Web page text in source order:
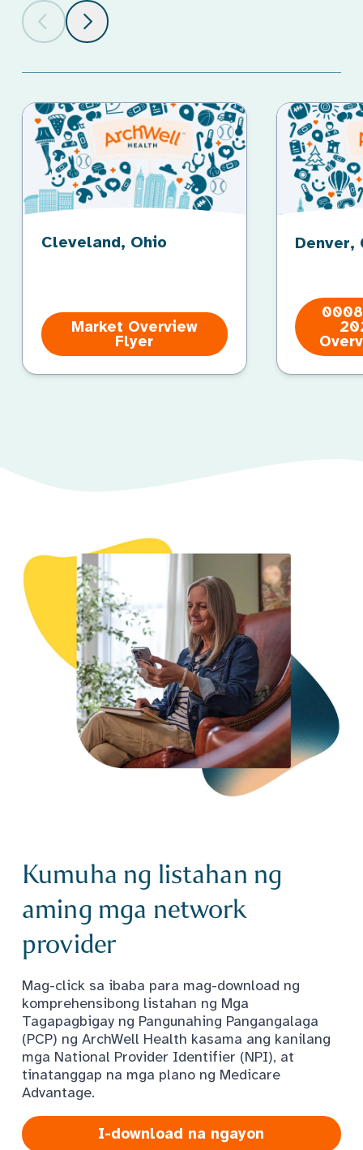
Cleveland, Ohio
Market Overview
Flyer
Denver,
Kumuha ng listahan ng
aming mga network
provider
Mag-click sa ibaba para mag-download ng
komprehensibong listahan ng Mga
Tagapagbigay ng Pangunahing Pangangalaga
(PCP) ng ArchWell Health kasama ang kanilang
mga National Provider Identifier (NPI), at
tinatanggap na mga plano ng Medicare
Advantage.
I-download na ngayon